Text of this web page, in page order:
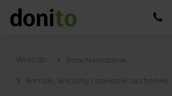
Boże Narodzenie
Bombki, łańcuchy i zawieszki na choinkę